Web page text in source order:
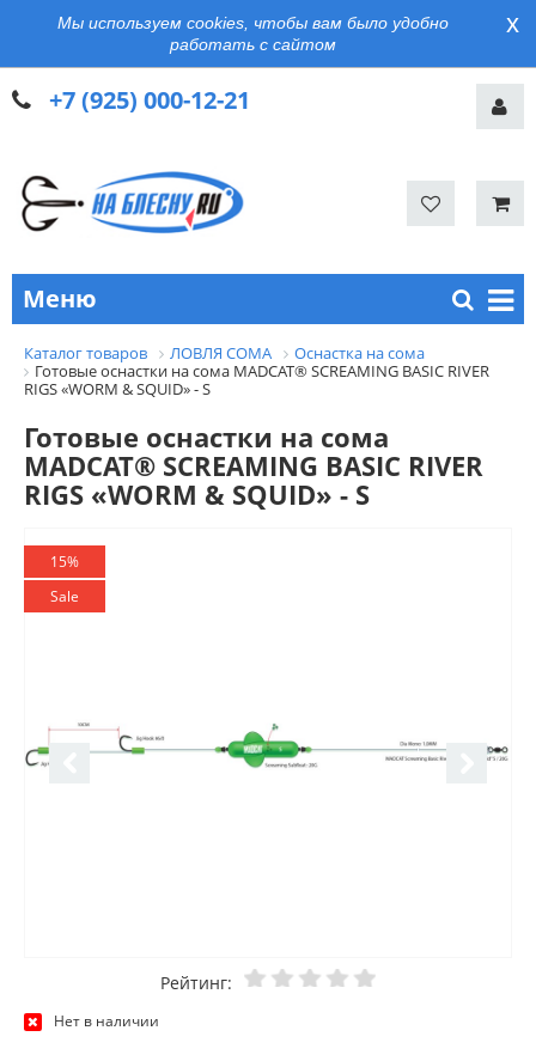
Мы используем cookies, чтобы вам было удобно
работать с сайтом
x
+7 (925) 000-12-21
Меню
Каталог товаров ЛОВЛЯ СОМА
Оснастка на сома
Готовые оснастки на сома MADCAT® SCREAMING BASIC RIVER
RIGS «WORM & SQUID» - S
Готовые оснастки на сома
MADCAT® SCREAMING BASIC RIVER
RIGS «WORM & SQUID» - S
15%
Sale
Рейтинг:
Нет в наличии